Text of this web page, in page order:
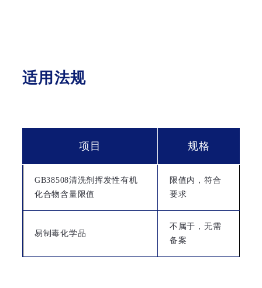
适用法规
项目 规格
GB38508清洗剂挥发性有机
化合物含量限值
限值内，符合
要求
易制毒化学品
不属于，无需
备案